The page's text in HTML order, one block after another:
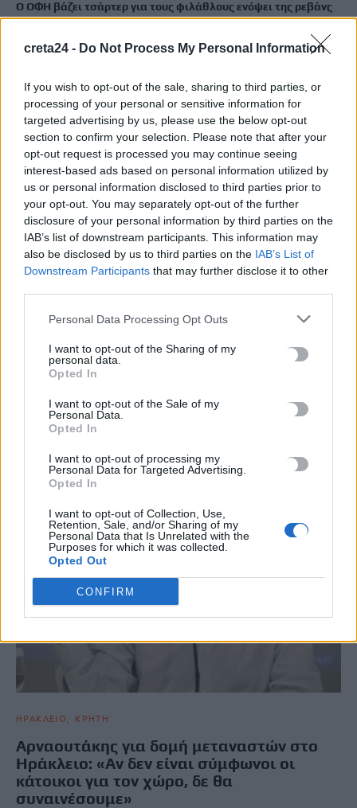
creta24 - Do Not Process My Personal Information
If you wish to opt-out of the sale, sharing to third parties, or
processing of your personal or sensitive information for
targeted advertising by us, please use the below opt-out
section to confirm your selection. Please note that after your
opt-out request is processed you may continue seeing
interest-based ads based on personal information utilized by
us or personal information disclosed to third parties prior to
your opt-out. You may separately opt-out of the further
disclosure of your personal information by third parties on the
IAB’s list of downstream participants. This information may
also be disclosed by us to third parties on the IAB’s List of
Downstream Participants that may further disclose it to other
Personal Data Processing Opt Outs
I want to opt-out of the Sharing of my
personal data.
Opted In
I want to opt-out of the Sale of my
Personal Data.
Opted In
I want to opt-out of processing my
Personal Data for Targeted Advertising.
Opted In
I want to opt-out of Collection, Use,
Retention, Sale, and/or Sharing of my
Personal Data that Is Unrelated with the
Purposes for which it was collected.
Opted Out
CONFIRM
Ο ΟΦΗ βάζει τσάρτερ για τους φιλάθλους ενόψει της ρεβάνς
7 Αυγούστου, 2026
Δυστύχημα στις Σέρρες: «Δεν υπήρχε χρόνος για αντίδραση»,
λέει ο οδηγός του φορτηγού
7 Αυγούστου, 2026
Κρίση στη Θέουτα: Ισπανικό τελεσίγραφο στην Ιταλία για
άρση των ελέγχων στα σύνορα
7 Αυγούστου, 2026
TRENDING
ΣΑΟΥΔΙΚΗ ΑΡΑΒΙΑ #ΙΡΑΝ
ΣΧΕΤΙΚΆ ΆΡΘΡΑ
ΗΡΑΚΛΕΙΟ ΚΡΗΤΗ
Αρναουτάκης για δομή μεταναστών στο
Ηράκλειο: «Αν δεν είναι σύμφωνοι οι
κάτοικοι για τον χώρο, δε θα
συναινέσουμε»